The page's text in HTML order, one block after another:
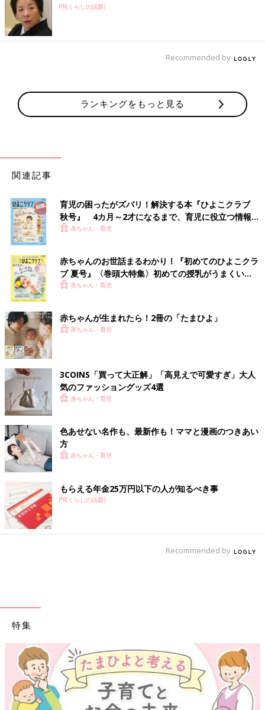
PR(くらしの話題)
Recommended by
ランキングをもっと見る
関連記事
育児の困ったがズバリ！解決する本『ひよこクラブ
秋号』 4カ月～2才になるまで、育児に役立つ情報が
いっぱい！
赤ちゃん・育児
赤ちゃんのお世話まるわかり！『初めてのひよこクラ
ブ 夏号』〈巻頭大特集〉初めての授乳がうまくい
く！ おっぱい・ミルクの基本と夏のトラブル 解決テ
赤ちゃん・育児
赤ちゃんが生まれたら！2冊の「たまひよ」
赤ちゃん・育児
3COINS「買って大正解」「高見えで可愛すぎ」大人
気のファッショングッズ4選
赤ちゃん・育児
色あせない名作も、最新作も！ママと漫画のつきあい
方
赤ちゃん・育児
もらえる年金25万円以下の人が知るべき事
PR(くらしの話題)
Recommended by
特集
【ワクチン接種でき